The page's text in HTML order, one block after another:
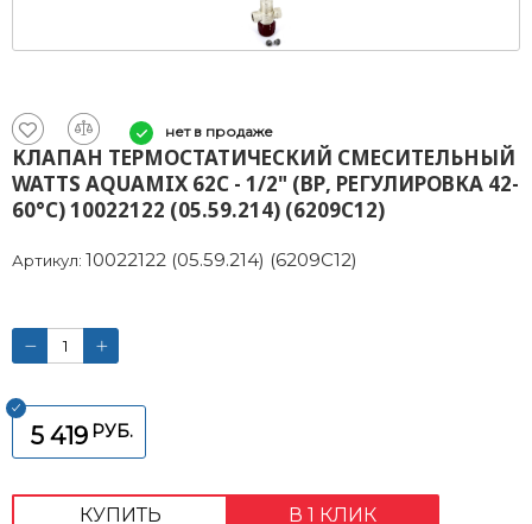
нет в продаже
КЛАПАН ТЕРМОСТАТИЧЕСКИЙ СМЕСИТЕЛЬНЫЙ
WATTS AQUAMIX 62C - 1/2" (ВР, РЕГУЛИРОВКА 42-
60°C) 10022122 (05.59.214) (6209C12)
Артикул: 10022122 (05.59.214) (6209C12)
5 419 РУБ.
КУПИТЬ В 1 КЛИК